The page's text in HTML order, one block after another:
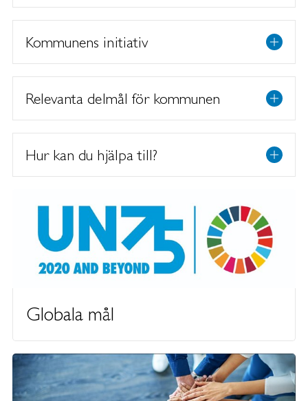
Kommunens initiativ
Relevanta delmål för kommunen
Hur kan du hjälpa till?
Globala mål